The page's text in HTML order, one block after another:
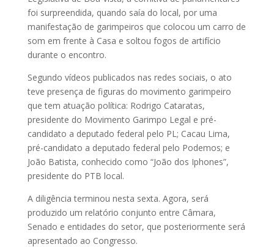
foi surpreendida, quando saía do local, por uma
manifestação de garimpeiros que colocou um carro de
som em frente à Casa e soltou fogos de artifício
durante o encontro.
Segundo vídeos publicados nas redes sociais, o ato
teve presença de figuras do movimento garimpeiro
que tem atuação política: Rodrigo Cataratas,
presidente do Movimento Garimpo Legal e pré-
candidato a deputado federal pelo PL; Cacau Lima,
pré-candidato a deputado federal pelo Podemos; e
João Batista, conhecido como “João dos Iphones”,
presidente do PTB local.
A diligência terminou nesta sexta. Agora, será
produzido um relatório conjunto entre Câmara,
Senado e entidades do setor, que posteriormente será
apresentado ao Congresso.